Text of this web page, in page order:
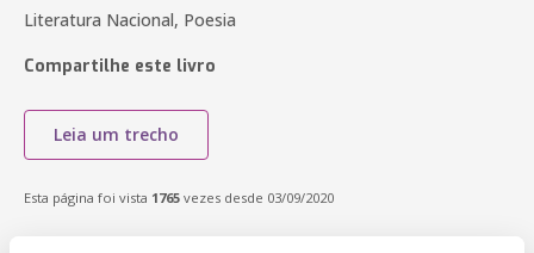
Literatura Nacional, Poesia
Compartilhe este livro
Leia um trecho
Esta página foi vista 1765 vezes desde 03/09/2020